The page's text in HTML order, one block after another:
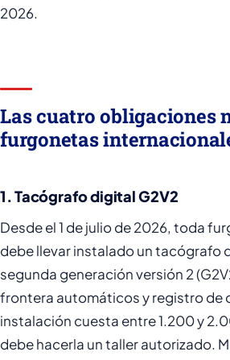
2026.
Las cuatro obligaciones
furgonetas
1. Tacógrafo digital G2V2
Desde el 1 de julio de 2026, toda
debe llevar instalado un tacógrafo
segunda generación versión 2
frontera automáticos y registro de
instalación cuesta entre 1.200 y
debe hacerla un taller autorizado.